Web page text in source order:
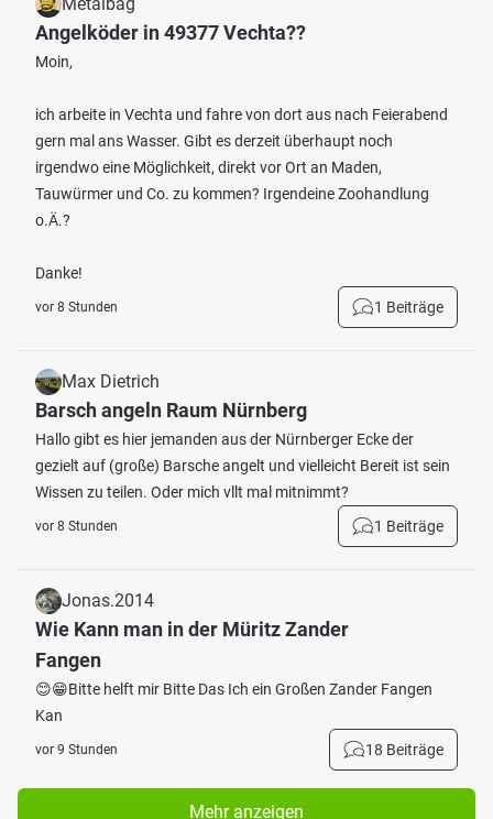
Angelköder in 49377 Vechta??
Moin,
ich arbeite in Vechta und fahre von dort aus nach Feierabend
gern mal ans Wasser. Gibt es derzeit überhaupt noch
irgendwo eine Möglichkeit, direkt vor Ort an Maden,
Tauwürmer und Co. zu kommen? Irgendeine Zoohandlung
o.Ä.?
Danke!
vor 8 Stunden 1 Beiträge
Max Dietrich
Barsch angeln Raum Nürnberg
Hallo gibt es hier jemanden aus der Nürnberger Ecke der
gezielt auf (große) Barsche angelt und vielleicht Bereit ist sein
Wissen zu teilen. Oder mich vllt mal mitnimmt?
vor 8 Stunden 1 Beiträge
Jonas.2014
Wie Kann man in der Müritz Zander
Fangen
😊😁Bitte helft mir Bitte Das Ich ein Großen Zander Fangen
Kan
vor 9 Stunden 18 Beiträge
Mehr anzeigen